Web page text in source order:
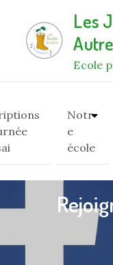
content
Les
Ecole
Notr
e
école